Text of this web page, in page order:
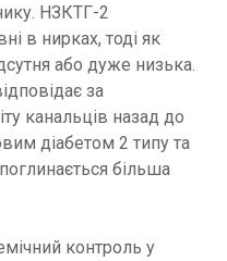
НЗКТГ-2
в нирках, тоді як
або дуже низька.
за
канальців назад до
діабетом 2 типу та
більша
контроль у